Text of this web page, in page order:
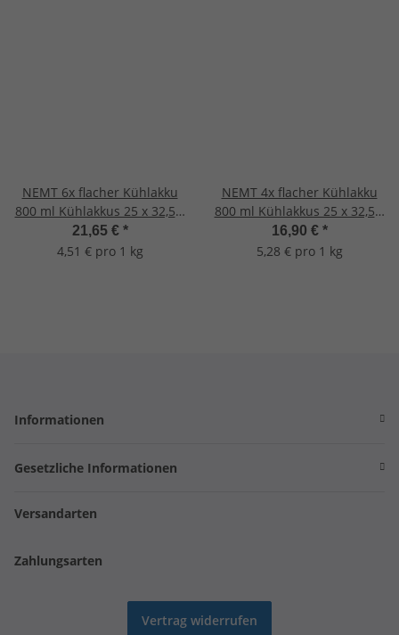
NEMT 6x flacher Kühlakku
800 ml Kühlakkus 25 x 32,5 x
1,5 cm Kühlelemente Kühlta
21,65 € *
4,51 € pro 1 kg
NEMT 4x flacher Kühlakku
800 ml Kühlakkus 25 x 32,5 x
1,5 cm Kühlelemente Kühlta
16,90 € *
5,28 € pro 1 kg
Informationen
Gesetzliche Informationen
Versandarten
Zahlungsarten
Vertrag widerrufen